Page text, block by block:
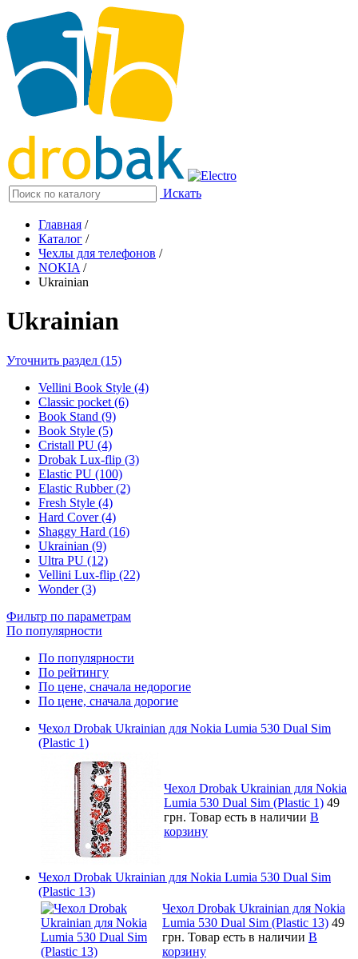
Искать
Главная /
Каталог /
Чехлы для телефонов /
NOKIA /
Ukrainian
Ukrainian
Уточнить раздел (15)
Vellini Book Style (4)
Classic pocket (6)
Book Stand (9)
Book Style (5)
Cristall PU (4)
Drobak Lux-flip (3)
Elastic PU (100)
Elastic Rubber (2)
Fresh Style (4)
Hard Cover (4)
Shaggy Hard (16)
Ukrainian (9)
Ultra PU (12)
Vellini Lux-flip (22)
Wonder (3)
Фильтр по параметрам
По популярности
По популярности
По рейтингу
По цене, сначала недорогие
По цене, сначала дорогие
Чехол Drobak Ukrainian для Nokia Lumia 530 Dual Sim
(Plastic 1)
Чехол Drobak Ukrainian для Nokia
Lumia 530 Dual Sim (Plastic 1) 49
грн. Товар есть в наличии В
корзину
Чехол Drobak Ukrainian для Nokia Lumia 530 Dual Sim
(Plastic 13)
Чехол Drobak Ukrainian для Nokia
Lumia 530 Dual Sim (Plastic 13) 49
грн. Товар есть в наличии В
корзину